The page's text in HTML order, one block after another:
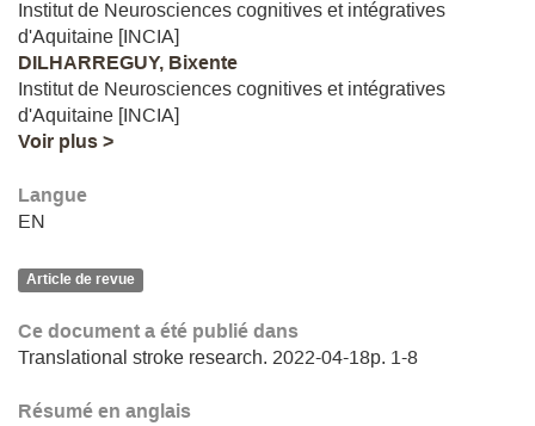
Institut de Neurosciences cognitives et intégratives
d'Aquitaine [INCIA]
DILHARREGUY, Bixente
Institut de Neurosciences cognitives et intégratives
d'Aquitaine [INCIA]
Voir plus >
Langue
EN
Article de revue
Ce document a été publié dans
Translational stroke research. 2022-04-18p. 1-8
Résumé en anglais